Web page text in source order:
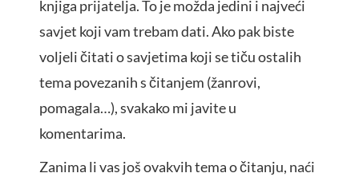
knjiga prijatelja. To je možda jedini i najveći
savjet koji vam trebam dati. Ako pak biste
voljeli čitati o savjetima koji se tiču ostalih
tema povezanih s čitanjem (žanrovi,
pomagala…), svakako mi javite u
komentarima.
Zanima li vas još ovakvih tema o čitanju, naći